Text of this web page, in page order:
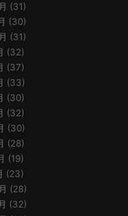
(31)
(30)
(31)
(32)
(37)
(33)
(30)
(32)
(30)
(28)
(19)
(23)
(28)
(32)